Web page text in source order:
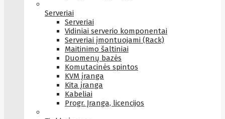
Serveriai
Serveriai
Vidiniai serverio komponentai
Serveriai įmontuojami (Rack)
Maitinimo šaltiniai
Duomenų bazės
Komutacinės spintos
KVM įranga
Kita įranga
Kabeliai
Progr. Įranga, licencijos